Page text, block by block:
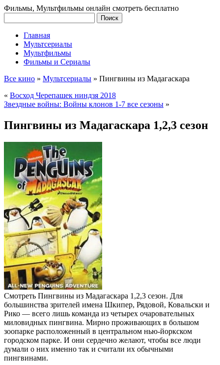
Фильмы, Мультфильмы онлайн смотреть бесплатно
Главная
Мультсериалы
Мультфильмы
Фильмы и Сериалы
Все кино » Мультсериалы » Пингвины из Мадагаскара
« Восход Черепашек ниндзя 2018
Звездные войны: Войны клонов 1-7 все сезоны »
Пингвины из Мадагаскара 1,2,3 сезон
Смотреть Пингвины из Мадагаскара 1,2,3 сезон. Для
большинства зрителей имена Шкипер, Рядовой, Ковальски и
Рико — всего лишь команда из четырех очаровательных
миловидных пингвина. Мирно проживающих в большом
зоопарке расположенный в центральном нью-йоркском
городском парке. И они сердечно желают, чтобы все люди
думали о них именно так и считали их обычными
пингвинами.